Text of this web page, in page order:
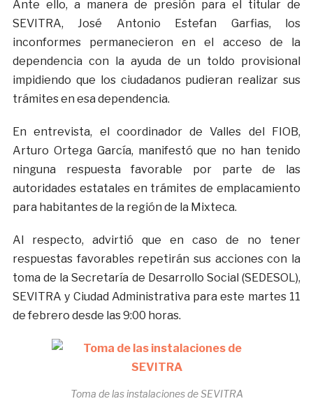
Ante ello, a manera de presión para el titular de
SEVITRA, José Antonio Estefan Garfias, los
inconformes permanecieron en el acceso de la
dependencia con la ayuda de un toldo provisional
impidiendo que los ciudadanos pudieran realizar sus
trámites en esa dependencia.
En entrevista, el coordinador de Valles del FIOB,
Arturo Ortega García, manifestó que no han tenido
ninguna respuesta favorable por parte de las
autoridades estatales en trámites de emplacamiento
para habitantes de la región de la Mixteca.
Al respecto, advirtió que en caso de no tener
respuestas favorables repetirán sus acciones con la
toma de la Secretaría de Desarrollo Social (SEDESOL),
SEVITRA y Ciudad Administrativa para este martes 11
de febrero desde las 9:00 horas.
Toma de las instalaciones de SEVITRA